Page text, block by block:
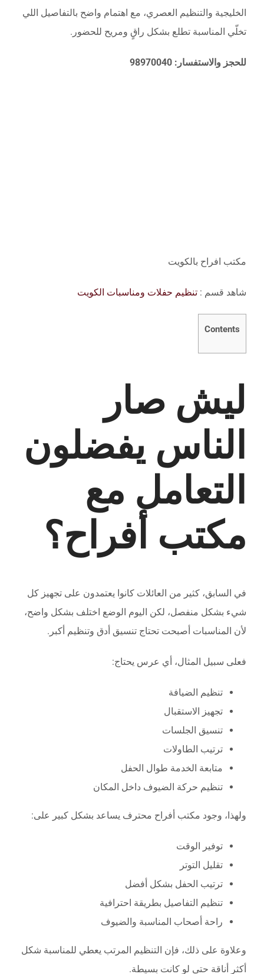
الخليجية والتنظيم العصري، مع اهتمام واضح بالتفاصيل اللي
تخلّي المناسبة تطلع بشكل راقٍ ومريح للحضور.
للحجز والاستفسار: 98970040
مكتب افراح بالكويت
شاهد قسم : تنظيم حفلات ومناسبات الكويت
Contents
ليش صار
الناس يفضلون
التعامل مع
مكتب أفراح؟
في السابق، كثير من العائلات كانوا يعتمدون على تجهيز كل
شيء بشكل منفصل، لكن اليوم الوضع اختلف بشكل واضح،
لأن المناسبات أصبحت تحتاج تنسيق أدق وتنظيم أكبر.
فعلى سبيل المثال، أي عرس يحتاج:
تنظيم الضيافة
تجهيز الاستقبال
تنسيق الجلسات
ترتيب الطاولات
متابعة الخدمة طوال الحفل
تنظيم حركة الضيوف داخل المكان
ولهذا، وجود مكتب أفراح محترف يساعد بشكل كبير على:
توفير الوقت
تقليل التوتر
ترتيب الحفل بشكل أفضل
تنظيم التفاصيل بطريقة احترافية
راحة أصحاب المناسبة والضيوف
وعلاوة على ذلك، فإن التنظيم المرتب يعطي للمناسبة شكل
أكثر أناقة حتى لو كانت بسيطة.